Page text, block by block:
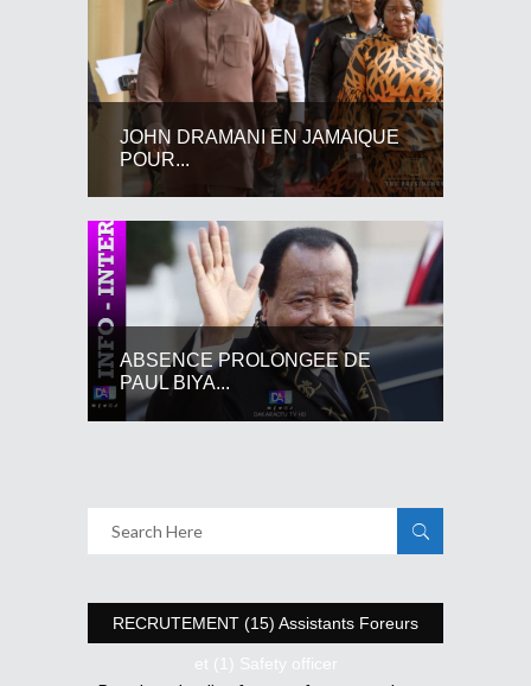
JOHN DRAMANI EN JAMAIQUE
POUR...
ABSENCE PROLONGEE DE
PAUL BIYA...
RECRUTEMENT (15) Assistants Foreurs
et (1) Safety officer